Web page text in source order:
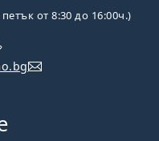
от 8:30 до 16:00ч.)